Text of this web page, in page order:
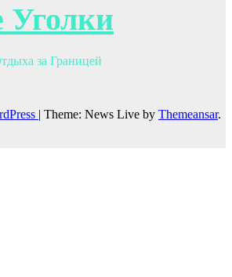
Уголки
за Границей
| Theme: News Live by Themeansar.